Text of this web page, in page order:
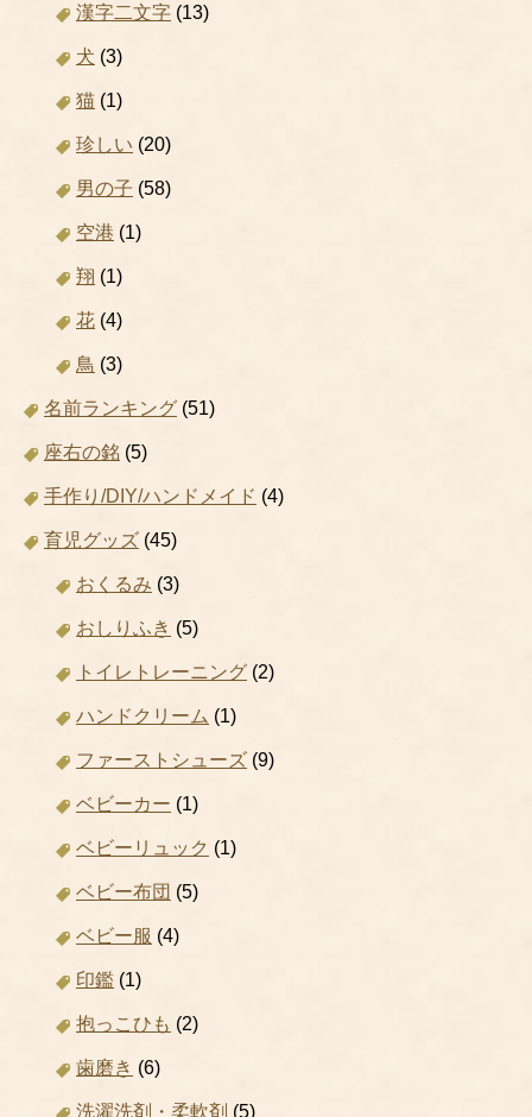
漢字二文字 (13)
犬 (3)
猫 (1)
珍しい (20)
男の子 (58)
空港 (1)
翔 (1)
花 (4)
鳥 (3)
名前ランキング (51)
座右の銘 (5)
手作り/DIY/ハンドメイド (4)
育児グッズ (45)
おくるみ (3)
おしりふき (5)
トイレトレーニング (2)
ハンドクリーム (1)
ファーストシューズ (9)
ベビーカー (1)
ベビーリュック (1)
ベビー布団 (5)
ベビー服 (4)
印鑑 (1)
抱っこひも (2)
歯磨き (6)
洗濯洗剤・柔軟剤 (5)